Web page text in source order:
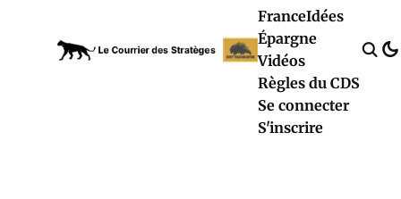
FranceIdées
Épargne
Vidéos
Règles du CDS
Se connecter
S'inscrire